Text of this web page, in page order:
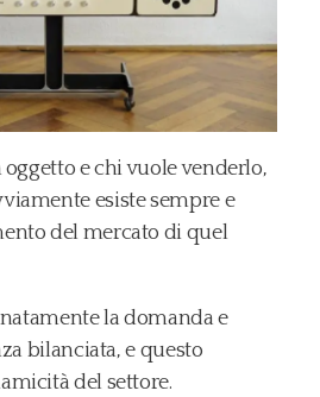
oggetto e chi vuole venderlo,
esiste sempre e
del mercato di quel
la domanda e
bilanciata, e questo
del settore.